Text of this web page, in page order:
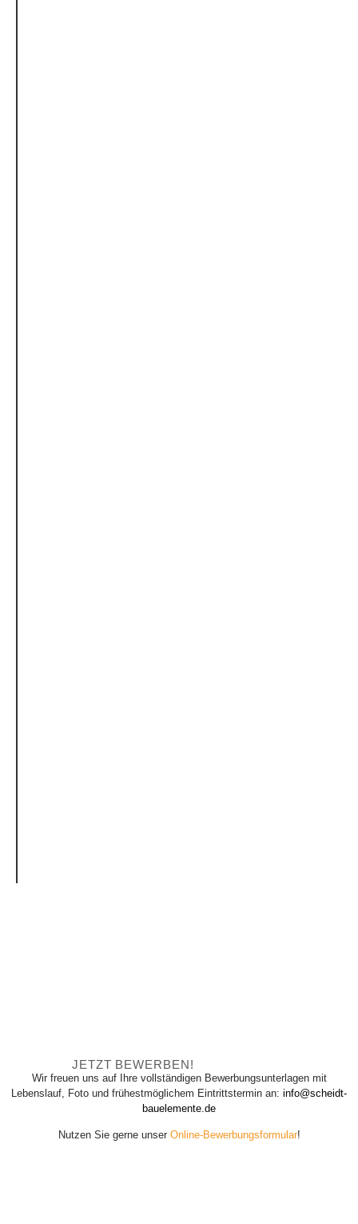
JETZT BEWERBEN!
Wir freuen uns auf Ihre vollständigen Bewerbungsunterlagen mit
Lebenslauf, Foto und frühestmöglichem Eintrittstermin an: info@scheidt-
bauelemente.de
Nutzen Sie gerne unser Online-Bewerbungsformular!